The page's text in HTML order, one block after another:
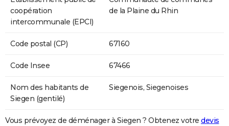
coopération
intercommunale (EPCI)
de la Plaine du Rhin
Code postal (CP) 67160
Code Insee 67466
Nom des habitants de
Siegen (gentilé)
Siegenois, Siegenoises
Vous prévoyez de déménager à Siegen ? Obtenez votre devis